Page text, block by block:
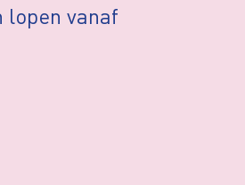
lopen vanaf